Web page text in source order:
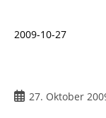
2009-10-27
Beitrag27. Oktober